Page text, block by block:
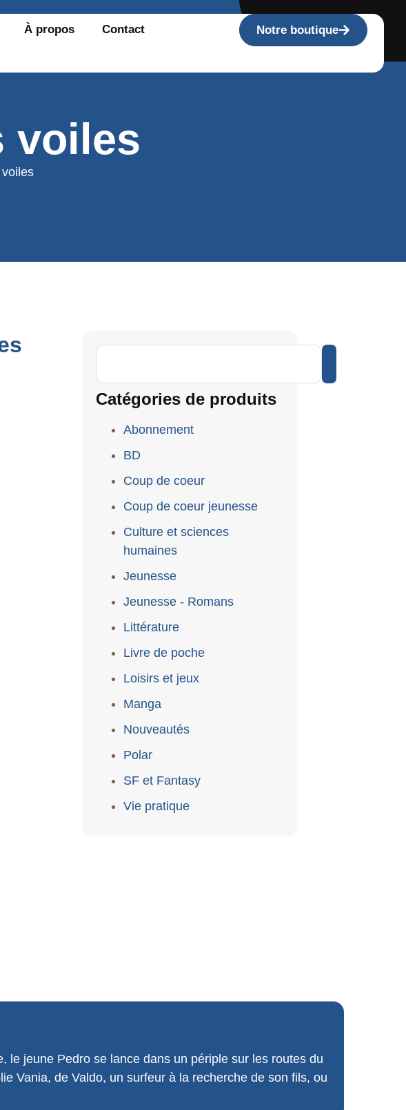
À propos Contact Notre boutique
voiles
Catégories de produits
Abonnement
BD
Coup de coeur
Coup de coeur jeunesse
Culture et sciences
humaines
Jeunesse
Jeunesse - Romans
Littérature
Livre de poche
Loisirs et jeux
Manga
Nouveautés
Polar
SF et Fantasy
Vie pratique
le jeune Pedro se lance dans un périple sur les routes du
Vania, de Valdo, un surfeur à la recherche de son fils, ou